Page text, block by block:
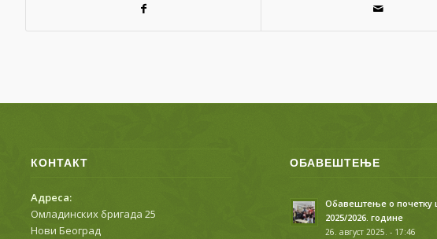
КОНТАКТ
Адреса:
Омладинских бригада 25
Нови Београд
ОБАВЕШТЕЊЕ
Обавештење о почетку
2025/2026. године
26. август 2025. - 17:46